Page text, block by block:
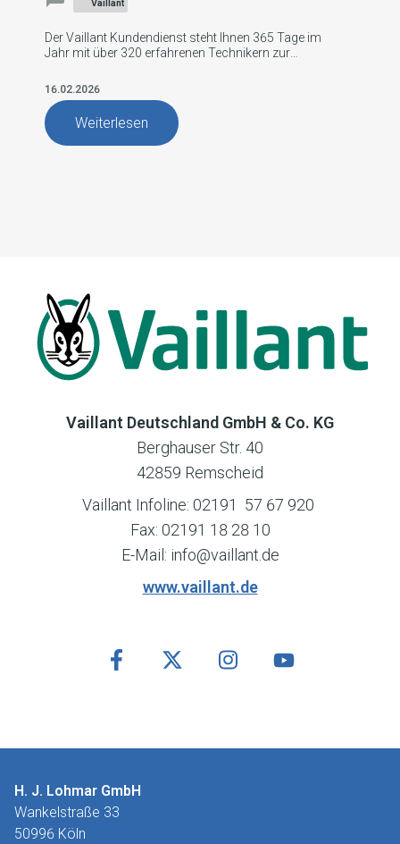
Vaillant
Der Vaillant Kundendienst steht Ihnen 365 Tage im
Jahr mit über 320 erfahrenen Technikern zur
zertifiziertem Service, zuverlässiger Wartung und
fachgerechter Reparatur Ihrer Heizungsanlage.
16.02.2026
Weiterlesen
Vaillant Deutschland GmbH & Co. KG
Berghauser Str. 40
42859 Remscheid
Vaillant Infoline: 02191 57 67 920
Fax: 02191 18 28 10
E-Mail: info@vaillant.de
www.vaillant.de
H. J. Lohmar GmbH
Wankelstraße 33
50996 Köln